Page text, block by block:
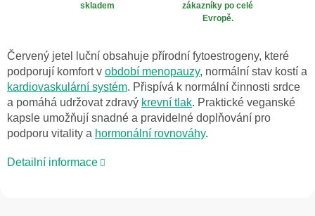
skladem
zákazníky po celé
Evropě.
Červený jetel luční obsahuje přírodní fytoestrogeny, které
podporují komfort v období menopauzy, normální stav kostí a
kardiovaskulární systém. Přispívá k normální činnosti srdce
a pomáhá udržovat zdravý krevní tlak. Praktické veganské
kapsle umožňují snadné a pravidelné doplňování pro
podporu vitality a hormonální rovnováhy.
Detailní informace